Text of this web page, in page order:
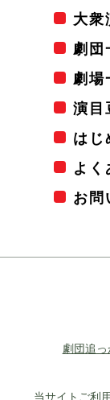
大衆
劇団
劇場
演目
はじ
よく
お問
劇団追っ
当サイトご利